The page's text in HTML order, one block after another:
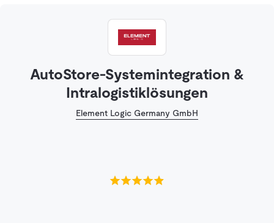
AutoStore-Systemintegration &
Intralogistiklösungen
Element Logic Germany GmbH